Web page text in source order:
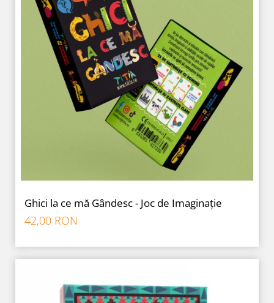
Ghici la ce mă Gândesc - Joc de Imaginație
42,00 RON